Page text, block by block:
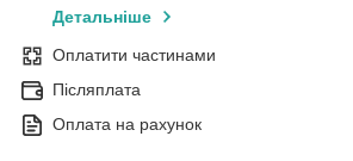
Детальніше
Оплатити частинами
Післяплата
Оплата на рахунок